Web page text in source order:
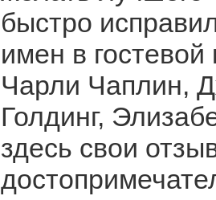
быстро
имен в
Чарли Чаплин,
Голдинг,
здесь свои